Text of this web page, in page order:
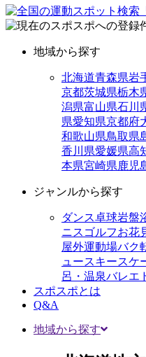
地域から探す
北海道青森県岩
京都茨城県栃木
潟県富山県石川
県愛知県京都府
和歌山県鳥取県
香川県愛媛県高
本県宮崎県鹿児
ジャンルから探す
ダンス卓球岩盤
ニス ゴルフお花
屋外運動場バク
ュースキースケ
呂・温泉バレエ
スポスポとは
Q&A
地域から探す